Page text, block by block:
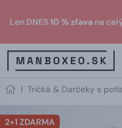
Len DNES10 % zľava na
| Tričká & Darčeky s
2+1 ZDARMA